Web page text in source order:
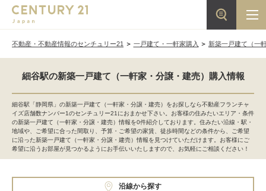
不動産・不動産情報のセンチュリー21 一戸建て・一軒家購入 新築一戸建て（一
細谷駅の新築一戸建て（一軒家・分譲・建売）購入情報
細谷駅「静岡県」の新築一戸建て（一軒家・分譲・建売）をお探しなら不動産フランチャ
イズ店舗数ナンバー1のセンチュリー21におまかせ下さい。お客様の住みたいエリア・条件
の新築一戸建て（一軒家・分譲・建売）情報を0件紹介しております。住みたい沿線・駅・
地域や、ご希望に合った間取り、予算・ご希望の家賃、徒歩時間などの条件から、ご希望
に沿った新築一戸建て（一軒家・分譲・建売）情報を見つけていただけます。お客様にご
希望に沿うお部屋が見つかるようにお手伝いいたしますので、お気軽にご相談ください！
沿線から探す